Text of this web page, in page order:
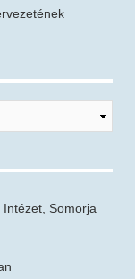
Somorja